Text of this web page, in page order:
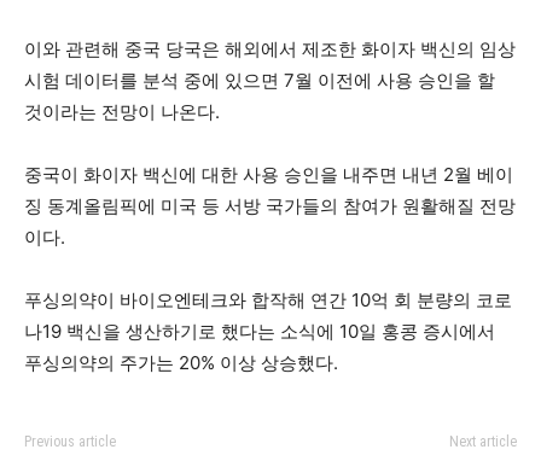
이와 관련해 중국 당국은 해외에서 제조한 화이자 백신의 임상
시험 데이터를 분석 중에 있으면 7월 이전에 사용 승인을 할
것이라는 전망이 나온다.
중국이 화이자 백신에 대한 사용 승인을 내주면 내년 2월 베이
징 동계올림픽에 미국 등 서방 국가들의 참여가 원활해질 전망
이다.
푸싱의약이 바이오엔테크와 합작해 연간 10억 회 분량의 코로
나19 백신을 생산하기로 했다는 소식에 10일 홍콩 증시에서
푸싱의약의 주가는 20% 이상 상승했다.
Previous article Next article